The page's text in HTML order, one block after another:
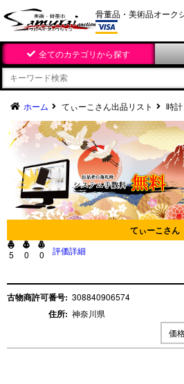
骨董品・美術品オーク
全てのカテゴリから探す
ホーム てぃーこさん出品リスト 時計
てぃーこさん

5

0

0 評価詳細
古物商許可番号: 308840906574
住所: 神奈川県
価